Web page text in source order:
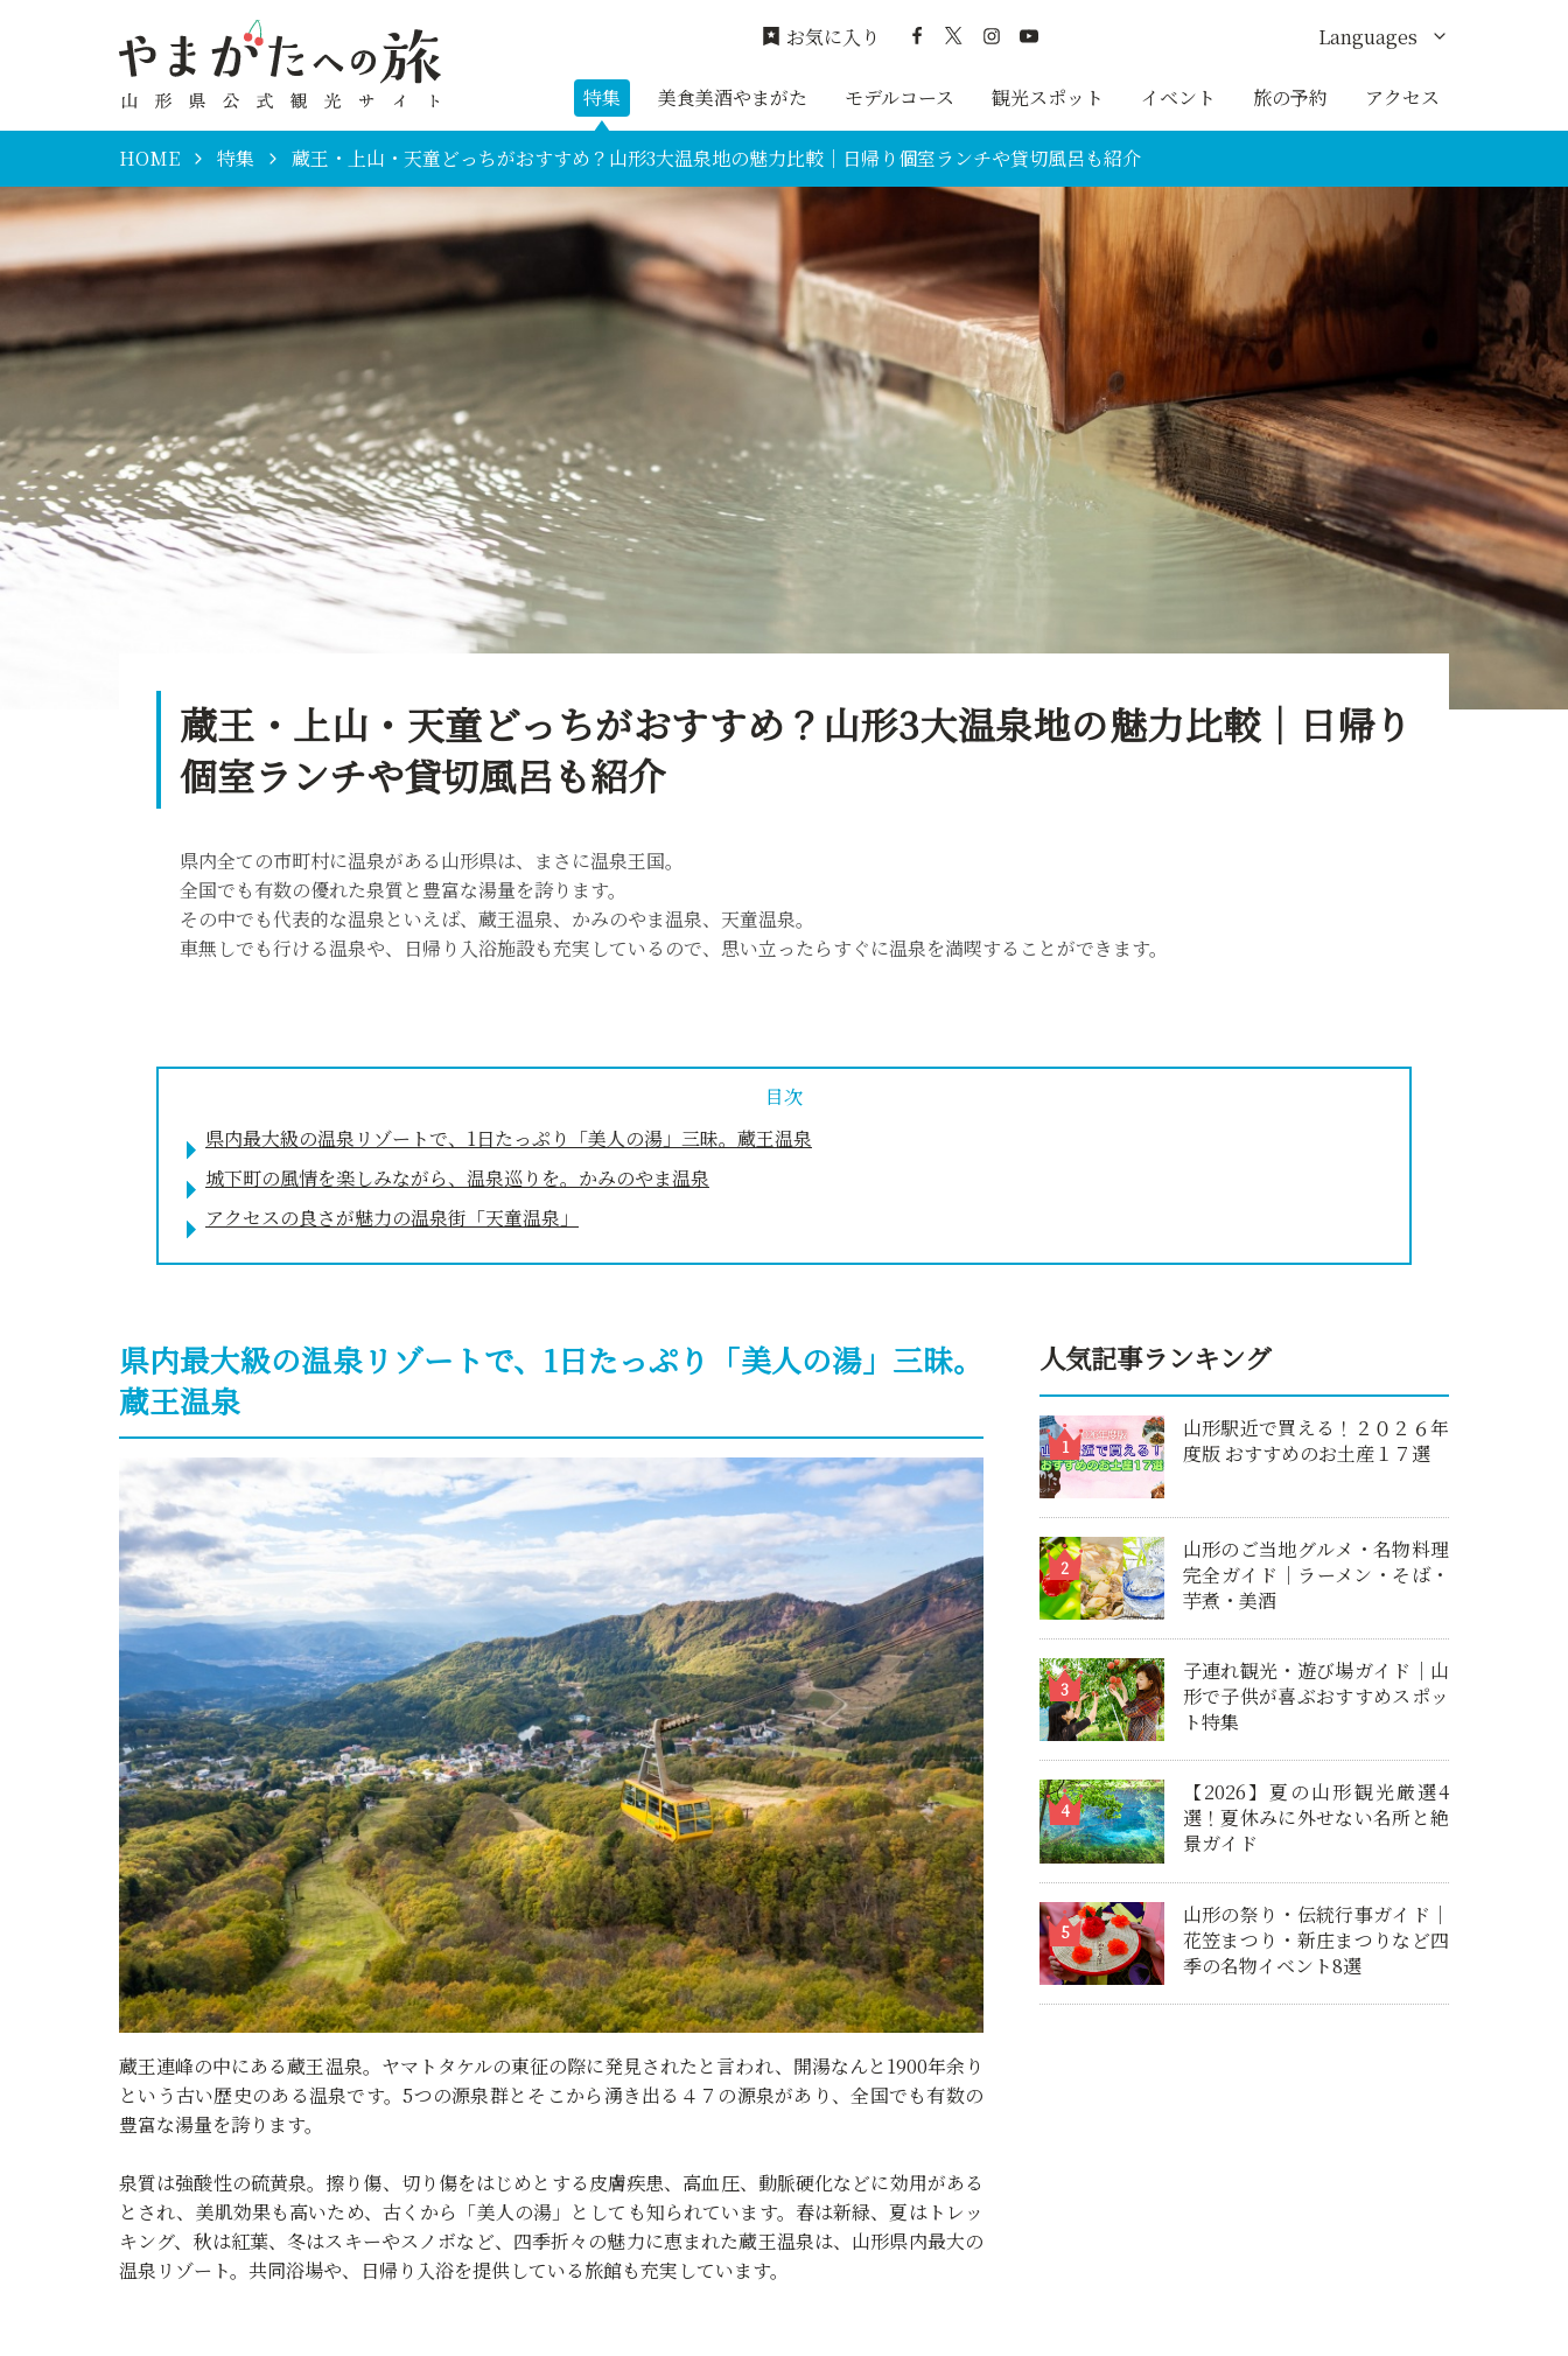
特集 美食美酒やまがた モデルコース 観光スポット イベント 旅の予約 アクセス
お気に入り Languages
English
繁体中文
簡体中文
ภาษาไทย
HOME 特集 蔵王・上山・天童どっちがおすすめ？山形3大温泉地の魅力比較｜日帰り個室ランチや貸切風呂も紹介
蔵王・上山・天童どっちがおすすめ？山形3大温泉地の魅力比較｜日帰り
個室ランチや貸切風呂も紹介
県内全ての市町村に温泉がある山形県は、まさに温泉王国。
全国でも有数の優れた泉質と豊富な湯量を誇ります。
その中でも代表的な温泉といえば、蔵王温泉、かみのやま温泉、天童温泉。
車無しでも行ける温泉や、日帰り入浴施設も充実しているので、思い立ったらすぐに温泉を満喫することができます。
目次
県内最大級の温泉リゾートで、1日たっぷり「美人の湯」三昧。蔵王温泉
城下町の風情を楽しみながら、温泉巡りを。かみのやま温泉
アクセスの良さが魅力の温泉街「天童温泉」
県内最大級の温泉リゾートで、1日たっぷり「美人の湯」三昧。
蔵王温泉
蔵王連峰の中にある蔵王温泉。ヤマトタケルの東征の際に発見されたと言われ、開湯なんと1900年余り
という古い歴史のある温泉です。5つの源泉群とそこから湧き出る４７の源泉があり、全国でも有数の
豊富な湯量を誇ります。
泉質は強酸性の硫黄泉。擦り傷、切り傷をはじめとする皮膚疾患、高血圧、動脈硬化などに効用がある
とされ、美肌効果も高いため、古くから「美人の湯」としても知られています。春は新緑、夏はトレッ
キング、秋は紅葉、冬はスキーやスノボなど、四季折々の魅力に恵まれた蔵王温泉は、山形県内最大の
温泉リゾート。共同浴場や、日帰り入浴を提供している旅館も充実しています。
人気記事ランキング
山形駅近で買える！２０２６年
度版 おすすめのお土産１７選
山形のご当地グルメ・名物料理
完全ガイド｜ラーメン・そば・
芋煮・美酒
子連れ観光・遊び場ガイド｜山
形で子供が喜ぶおすすめスポッ
ト特集
【2026】夏の山形観光厳選4
選！夏休みに外せない名所と絶
景ガイド
山形の祭り・伝統行事ガイド｜
花笠まつり・新庄まつりなど四
季の名物イベント8選